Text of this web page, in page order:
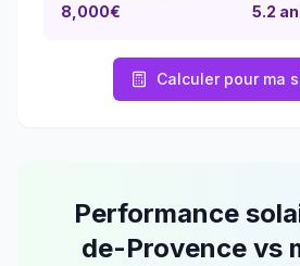
8,000€
5.2
Calculer pour ma
Performance
de-Provencevs